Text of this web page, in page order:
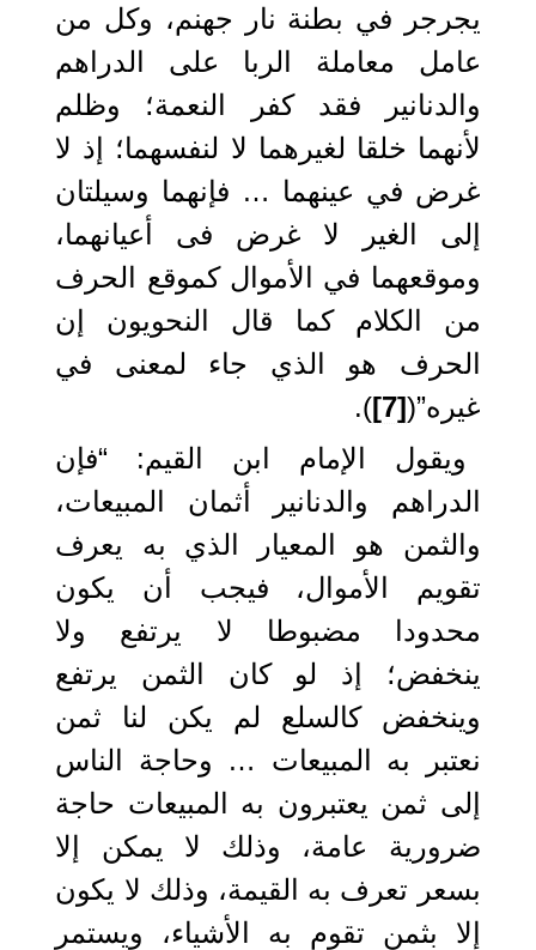
يجرجر في بطنة نار جهنم، وكل من
عامل معاملة الربا على الدراهم
والدنانير فقد كفر النعمة؛ وظلم
لأنهما خلقا لغيرهما لا لنفسهما؛ إذ لا
غرض في عينهما … فإنهما وسيلتان
إلى الغير لا غرض فى أعيانهما،
وموقعهما في الأموال كموقع الحرف
من الكلام كما قال النحويون إن
الحرف هو الذي جاء لمعنى في
غيره”([7]
).
ويقول الإمام ابن القيم: “فإن
الدراهم والدنانير أثمان المبيعات،
والثمن هو المعيار الذي به يعرف
تقويم الأموال، فيجب أن يكون
محدودا مضبوطا لا يرتفع ولا
ينخفض؛ إذ لو كان الثمن يرتفع
وينخفض كالسلع لم يكن لنا ثمن
نعتبر به المبيعات … وحاجة الناس
إلى ثمن يعتبرون به المبيعات حاجة
ضرورية عامة، وذلك لا يمكن إلا
بسعر تعرف به القيمة، وذلك لا يكون
إلا بثمن تقوم به الأشياء، ويستمر